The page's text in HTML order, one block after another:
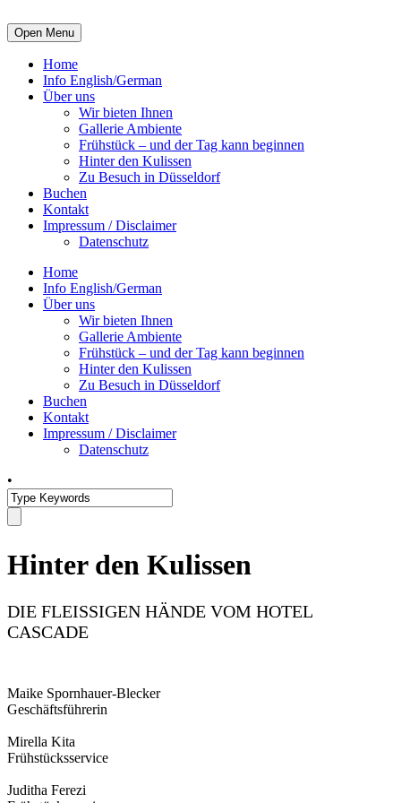
Open Menu
Home
Info English/German
Über uns
Wir bieten Ihnen
Gallerie Ambiente
Frühstück – und der Tag kann beginnen
Hinter den Kulissen
Zu Besuch in Düsseldorf
Buchen
Kontakt
Impressum / Disclaimer
Datenschutz
Home
Info English/German
Über uns
Wir bieten Ihnen
Gallerie Ambiente
Frühstück – und der Tag kann beginnen
Hinter den Kulissen
Zu Besuch in Düsseldorf
Buchen
Kontakt
Impressum / Disclaimer
Datenschutz
•
Hinter den Kulissen
DIE FLEISSIGEN HÄNDE VOM HOTEL
CASCADE
Maike Spornhauer-Blecker
Geschäftsführerin
Mirella Kita
Frühstücksservice
Juditha Ferezi